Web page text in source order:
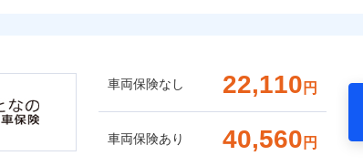
車両保険なし 22,110 円
車両保険あり 40,560 円